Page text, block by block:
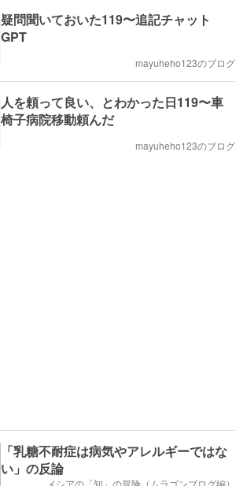
疑問聞いておいた119〜追記チャット
GPT
mayuheho123のブログ
人を頼って良い、とわかった日119〜車
椅子病院移動頼んだ
mayuheho123のブログ
「乳糖不耐症は病気やアレルギーではな
い」の反論
メシアの「知」の冒険（ムラゴンブログ編）